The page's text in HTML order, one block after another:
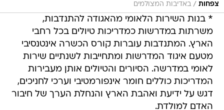
צפחות / באדיבות המצולמים
* בנות השירות הלאומי מהאגודה להתנדבות,
משרתות במדרשות כמדריכות טיולים בכל רחבי
הארץ. המתנדבות עוברות קורס הכשרה אינטנסיבי
מטעם איגוד המדרשות ומתחייבות לשנתיים שירות
לאומי במדרשה. הסיורים והטיולים אותן מעבירות
המדריכות כוללים חומר אינפורמטיבי וערכי לחניכים,
דגש על ידיעת ואהבת הארץ והנחלת הערך של חיבור
האדם למולדת.